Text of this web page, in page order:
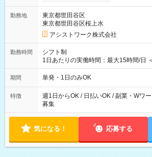
勤務地
東京都世田谷区
東京都世田谷区桜上水
アシストワーク株式会社
勤務時間
シフト制
1日あたりの実働時間：最大15時間/日
勤務 勤務：月・水・金 休み：火・木・土・日 好きな
可能です！ ※1日あたりの最大実働時間は日勤、夜勤共に勤務し
期間 単発・1日のみOK
特徴
週1日からOK / 日払いOK / 副業・Wワ
募集
気になる！ 応募する